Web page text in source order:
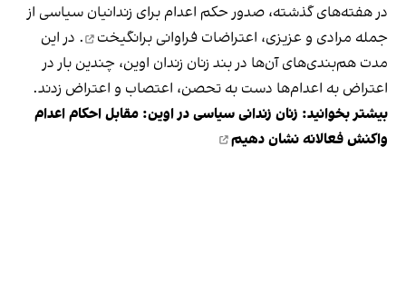
در هفته‌های گذشته، صدور حکم اعدام برای زندانیان سیاسی از
جمله مرادی و عزیزی، اعتراضات فراوانی برانگیخت
. در این
مدت هم‌بندی‌های آن‌ها در بند زنان زندان اوین، چندین بار در
اعتراض به اعدام‌ها دست به تحصن، اعتصاب و اعتراض زدند.
بیشتر بخوانید: زنان زندانی سیاسی در اوین: مقابل احکام اعدام
واکنش فعالانه‌ نشان دهیم